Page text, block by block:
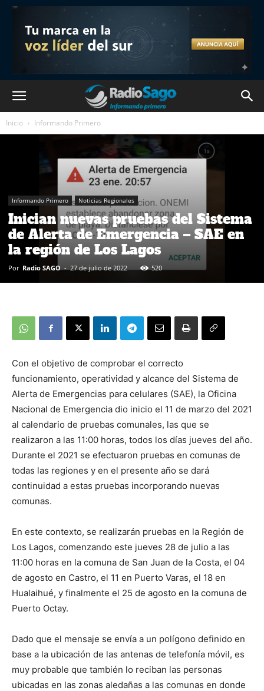
Inicio Informando Primero
Informando Primero Noticias Regionales
Inician nuevas pruebas del Sistema
de Alerta de Emergencia – SAE en
la región de Los Lagos
Por Radio SAGO - 27 de julio de 2022 520
Con el objetivo de comprobar el correcto
funcionamiento, operatividad y alcance del Sistema de
Alerta de Emergencias para celulares (SAE), la Oficina
Nacional de Emergencia dio inicio el 11 de marzo del 2021
al calendario de pruebas comunales, las que se
realizaron a las 11:00 horas, todos los días jueves del año.
Durante el 2021 se efectuaron pruebas en comunas de
todas las regiones y en el presente año se dará
continuidad a estas pruebas incorporando nuevas
comunas.
En este contexto, se realizarán pruebas en la Región de
Los Lagos, comenzando este jueves 28 de julio a las
11:00 horas en la comuna de San Juan de la Costa, el 04
de agosto en Castro, el 11 en Puerto Varas, el 18 en
Hualaihué, y finalmente el 25 de agosto en la comuna de
Puerto Octay.
Dado que el mensaje se envía a un polígono definido en
base a la ubicación de las antenas de telefonía móvil, es
muy probable que también lo reciban las personas
ubicadas en las zonas aledañas a las comunas en donde